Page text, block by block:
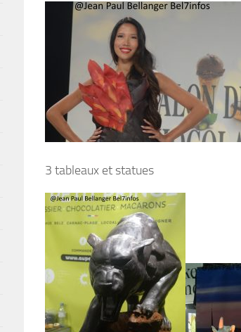
3 tableaux et statues